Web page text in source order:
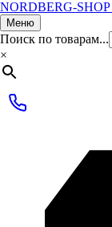
NORDBERG-SHOP
Меню
Поиск по товарам...
×